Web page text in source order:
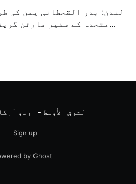
لندن: بدر القحطانی یمن کی
متحدہ کے سفیر مارٹن
ثالثی اور اس کشمکش کی
الشرق الأوسط - اردو
Sign up
by Ghost